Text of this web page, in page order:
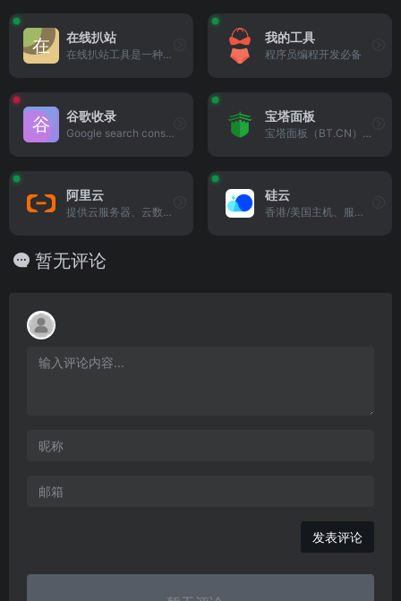
在线扒站
在线扒站工具是一种用于抓取...
我的工具
程序员编程开发必备
谷歌收录
Google search console
宝塔面板
宝塔面板（BT.CN）是一款服务器管理软件，它通过提供可视化的操作界面，帮助用户更方便地管理和配置服务器。
阿里云
提供云服务器、云数据库、云安全、云存储、企业应用及行业解决方案服务
硅云
香港/美国主机、服务器
暂无评论
发表评论